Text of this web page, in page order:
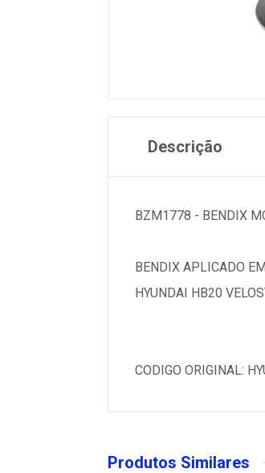
Descrição
BZM1778 - BENDIX
BENDIX APLICADO
HYUNDAI HB20
CODIGO ORIGINAL:
Produtos Similares